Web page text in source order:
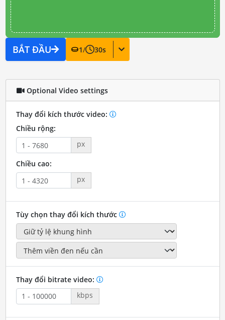
BẮT ĐẦU 1/ 30s
Optional Video settings
Thay đổi kích thước video:
Chiều rộng:
px
Chiều cao:
px
Tùy chọn thay đổi kích thước
Thay đổi bitrate video:
kbps